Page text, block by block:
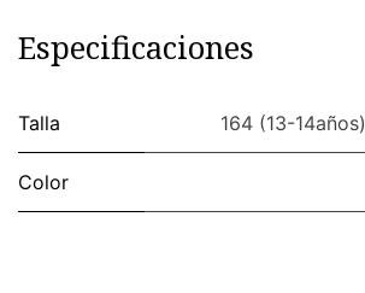
Especificaciones
Talla 164 (13-14años)
Color